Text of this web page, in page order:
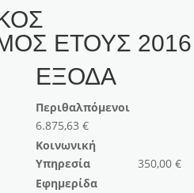
ΕΤΟΥΣ 2016
ΕΞΟΔΑ
Περιθαλπόμενοι
6.875,63 €
Κοινωνική
Υπηρεσία 350,00 €
Eφημερίδα